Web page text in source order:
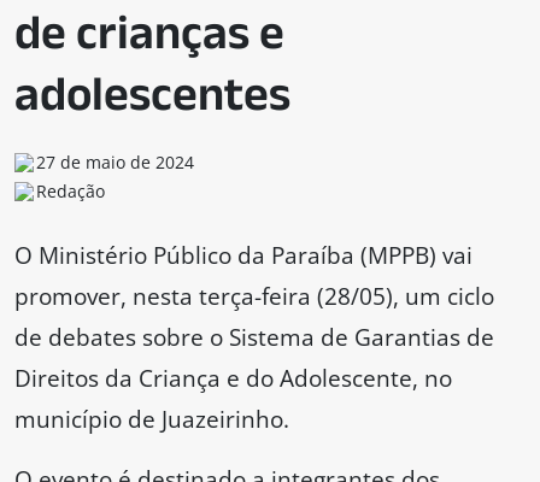
de crianças e
adolescentes
27 de maio de 2024
Redação
O Ministério Público da Paraíba (MPPB) vai
promover, nesta terça-feira (28/05), um ciclo
de debates sobre o Sistema de Garantias de
Direitos da Criança e do Adolescente, no
município de Juazeirinho.